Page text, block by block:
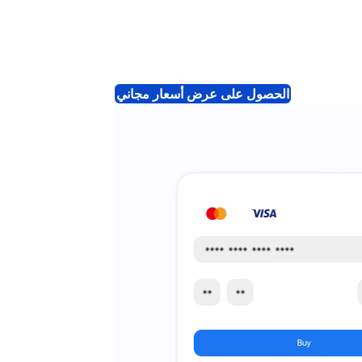
الحصول على عرض أسعار مجاني